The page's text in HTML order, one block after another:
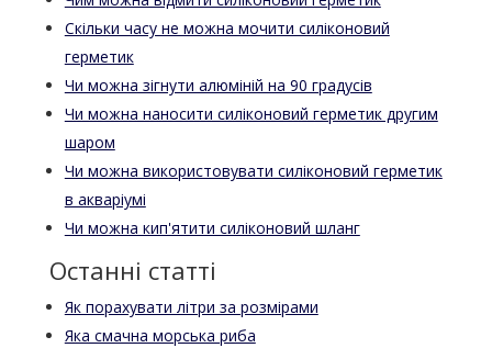
Скільки часу не можна мочити силіконовий
герметик
Чи можна зігнути алюміній на 90 градусів
Чи можна наносити силіконовий герметик другим
шаром
Чи можна використовувати силіконовий герметик
в акваріумі
Чи можна кип'ятити силіконовий шланг
Останні статті
Як порахувати літри за розмірами
Яка смачна морська риба